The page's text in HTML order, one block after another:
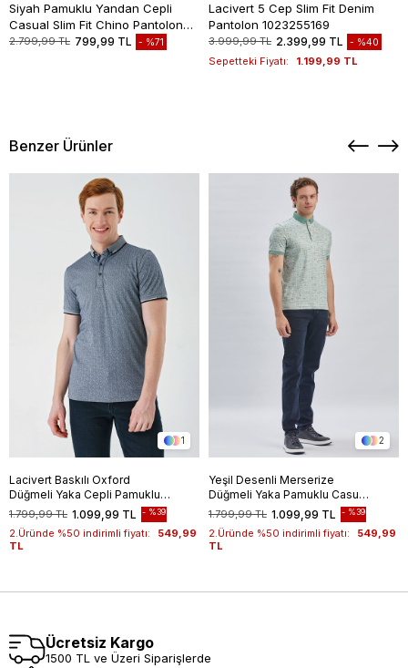
Siyah Pamuklu Yandan Cepli
Casual Slim Fit Chino Pantolon
1003235117
2.799,99 TL 799,99 TL %71
Lacivert 5 Cep Slim Fit Denim
Pantolon 1023255169
3.999,99 TL 2.399,99 TL %40
Sepetteki Fiyatı: 1.199,99 TL
Benzer Ürünler
1
Lacivert Baskılı Oxford
Düğmeli Yaka Cepli Pamuklu
Casual Slim Fit Dar Kesim
Tişört 1011240177
1.099,99 TL
1.799,99 TL %39
2.Üründe %50 indirimli fiyatı:
549,99
TL
2
Yeşil Desenli Merserize
Düğmeli Yaka Pamuklu Casual
Slim Fit Dar Kesim Tişört
1011240160
1.099,99 TL
1.799,99 TL %39
2.Üründe %50 indirimli fiyatı:
549,99
TL
Ücretsiz Kargo
1500 TL ve Üzeri Siparişlerde